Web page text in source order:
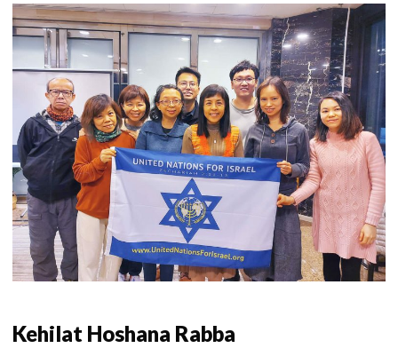
Kehilat Hoshana Rabba